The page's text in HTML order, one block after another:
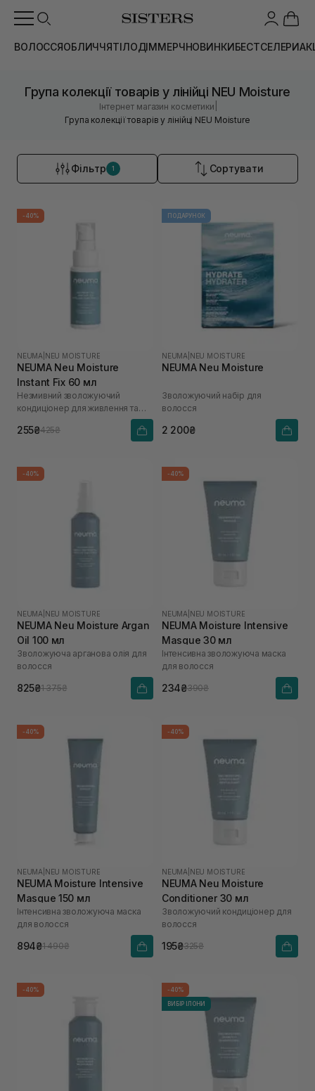
ВОЛОССЯОБЛИЧЧЯТІЛОДІММЕРЧНОВИНКИБЕСТСЕЛЕРИ
Група колекції товарів у лінійці NEU Moisture
Інтернет магазин косметики
Група колекції товарів у лінійці NEU Moisture
Фільтр 1 Сортувати
-40%
NEUMA NEU MOISTURE
NEUMA Neu Moisture
Instant Fix 60 мл
Незмивний зволожуючий
кондиціонер для живлення та
255₴425₴
ПОДАРУНОК
NEUMA NEU MOISTURE
NEUMA Neu Moisture
Зволожуючий набір для
волосся
2 200₴
-40%
NEUMA NEU MOISTURE
NEUMA Neu Moisture Argan
Oil 100 мл
Зволожуюча арганова олія для
волосся
825₴1 375₴
-40%
NEUMA NEU MOISTURE
NEUMA Moisture Intensive
Masque 30 мл
Інтенсивна зволожуюча маска
для волосся
234₴390₴
-40%
NEUMA NEU MOISTURE
NEUMA Moisture Intensive
Masque 150 мл
Інтенсивна зволожуюча маска
для волосся
894₴1 490₴
-40%
NEUMA NEU MOISTURE
NEUMA Neu Moisture
Conditioner 30 мл
Зволожуючий кондиціонер для
волосся
195₴325₴
-40%
-40%
ВИБІР ІЛОНИ